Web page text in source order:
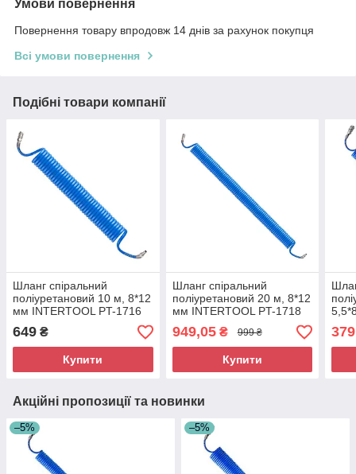
Умови повернення
Повернення товару впродовж 14 днів за рахунок покупця
Всі умови повернення
Подібні товари компанії
Шланг спіральний
поліуретановий 10 м, 8*12
мм INTERTOOL PT-1716
649 ₴
Купити
Шланг спіральний
поліуретановий 20 м, 8*12
мм INTERTOOL PT-1718
949,05₴ 999 ₴
Купити
Акційні пропозиції та новинки
–5% –5%